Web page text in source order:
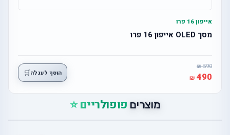
אייפון 16 פרו
מסך OLED אייפון 16 פרו
590
490 הוסף לעגלה🛒
מוצרים פופולריים ⭐